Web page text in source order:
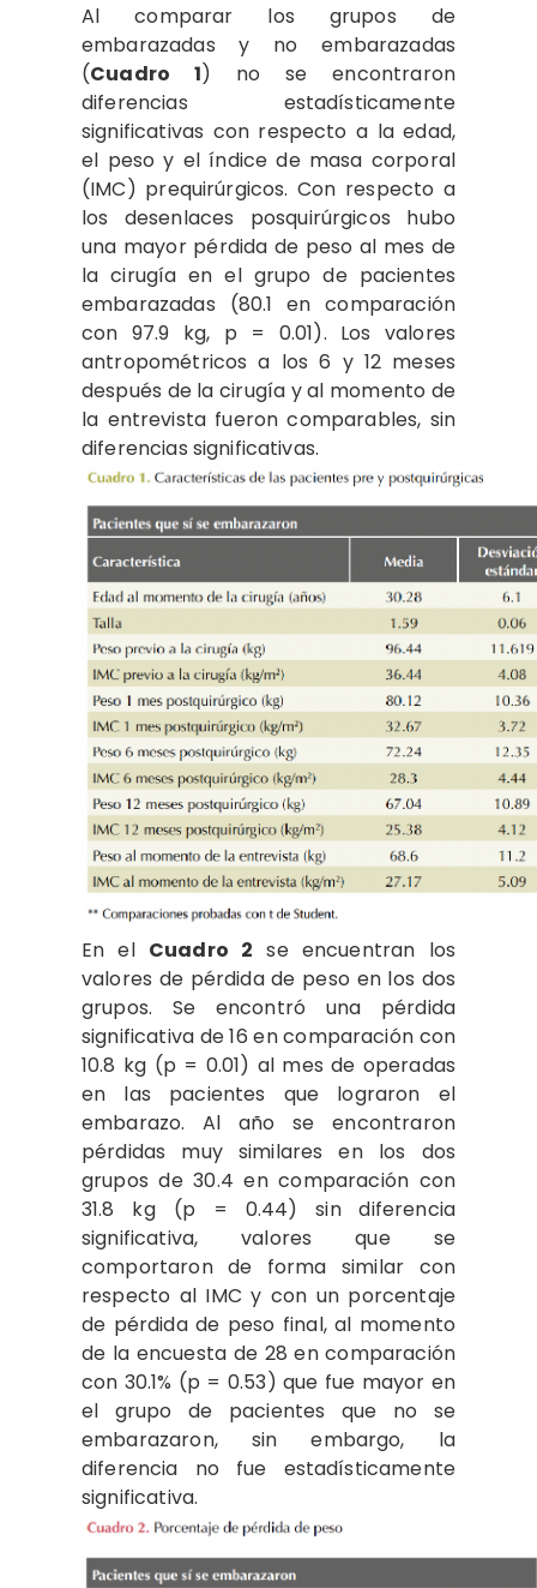
Al comparar los grupos de
embarazadas y no embarazadas
(Cuadro 1) no se encontraron
diferencias estadísticamente
significativas con respecto a la edad,
el peso y el índice de masa corporal
(IMC) prequirúrgicos. Con respecto a
los desenlaces posquirúrgicos hubo
una mayor pérdida de peso al mes de
la cirugía en el grupo de pacientes
embarazadas (80.1 en comparación
con 97.9 kg, p = 0.01). Los valores
antropométricos a los 6 y 12 meses
después de la cirugía y al momento de
la entrevista fueron comparables, sin
diferencias significativas.
En el Cuadro 2 se encuentran los
valores de pérdida de peso en los dos
grupos. Se encontró una pérdida
significativa de 16 en comparación con
10.8 kg (p = 0.01) al mes de operadas
en las pacientes que lograron el
embarazo. Al año se encontraron
pérdidas muy similares en los dos
grupos de 30.4 en comparación con
31.8 kg (p = 0.44) sin diferencia
significativa, valores que se
comportaron de forma similar con
respecto al IMC y con un porcentaje
de pérdida de peso final, al momento
de la encuesta de 28 en comparación
con 30.1% (p = 0.53) que fue mayor en
el grupo de pacientes que no se
embarazaron, sin embargo, la
diferencia no fue estadísticamente
significativa.